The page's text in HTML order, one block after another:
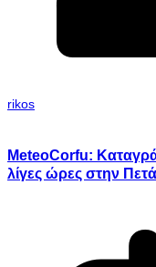
rikos
MeteoCorfu:
λίγες ώρες στην